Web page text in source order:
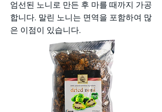
엄선된 노니로 만든 후 마를 때까지 가공
합니다. 말린 노니는 면역을 포함하여 많
은 이점이 있습니다.